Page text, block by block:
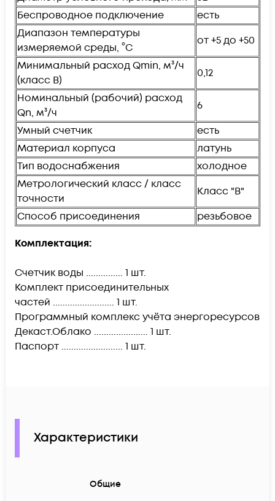
Беспроводное подключение
есть
Диапазон температуры
измеряемой среды, °С
от +5 до +50
Минимальный расход Qmin, м³/ч
(класс В)
0,12
Номинальный (рабочий) расход
Qn, м³/ч
6
Умный счетчик
есть
Материал корпуса
латунь
Тип водоснабжения
холодное
Метрологический класс / класс
точности
Класс "В"
Способ присоединения
резьбовое
Комплектация:
Счетчик воды ............... 1 шт.
Комплект присоединительных
частей ......................... 1 шт.
Программный комплекс учёта энергоресурсов
Декаст.Облако ...................... 1 шт.
Паспорт ......................... 1 шт.
Характеристики
Общие